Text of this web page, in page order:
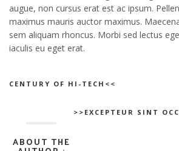
augue, non cursus erat est ac ipsum.
maximus mauris auctor maximus.
sem aliquam rhoncus. Morbi sed lectus
iaculis eu eget erat.
CENTURY OF HI-TECH<<
>>EXCEPTEUR SINT
ABOUT THE